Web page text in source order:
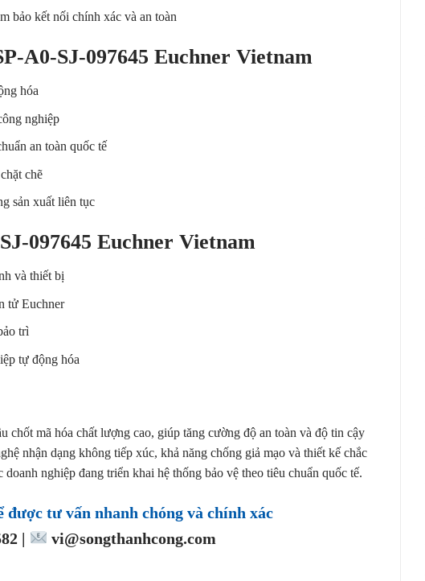
bảo kết nối chính xác và an toàn
A0-SJ-097645 Euchner Vietnam
hóa
nghiệp
an toàn quốc tế
chẽ
sản xuất liên tục
097645 Euchner Vietnam
và thiết bị
tử Euchner
trì
tự động hóa
chốt mã hóa chất lượng cao, giúp tăng cường độ an toàn và độ tin cậy
nhận dạng không tiếp xúc, khả năng chống giả mạo và thiết kế chắc
nghiệp đang triển khai hệ thống bảo vệ theo tiêu chuẩn quốc tế.
được tư vấn nhanh chóng và chính xác
|
vi@songthanhcong.com